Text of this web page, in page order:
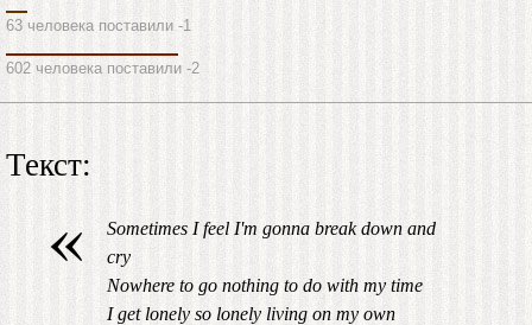
63 человека поставили -1
602 человека поставили -2
Текст:
«
Sometimes I feel I'm gonna break down and
cry
Nowhere to go nothing to do with my time
I get lonely so lonely living on my own